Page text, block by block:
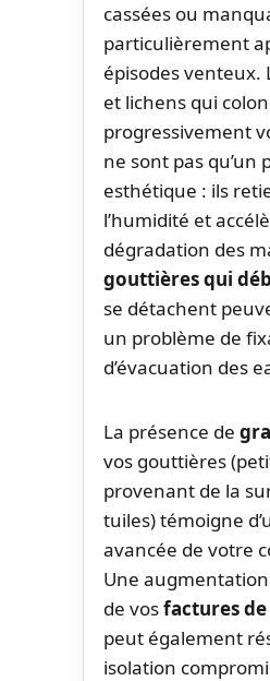
cassées ou
particulièrement
épisodes venteux.
et lichens qui
progressivement
ne sont pas qu’un
esthétique : ils
l’humidité et
dégradation des
gouttières qui
se détachent
un problème de
d’évacuation des
La présence de
vos gouttières
provenant de la
tuiles) témoigne
avancée de votre
Une
de vosfactures
peut également
isolation